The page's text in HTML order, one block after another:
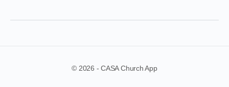
© 2026 - CASA Church App